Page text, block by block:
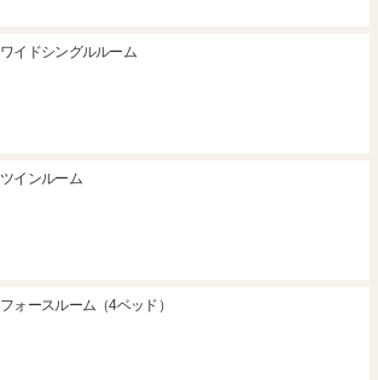
ワイドシングルルーム
ツインルーム
フォースルーム（4ベッド）